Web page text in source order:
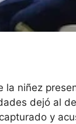
la niñez
dejó al
y